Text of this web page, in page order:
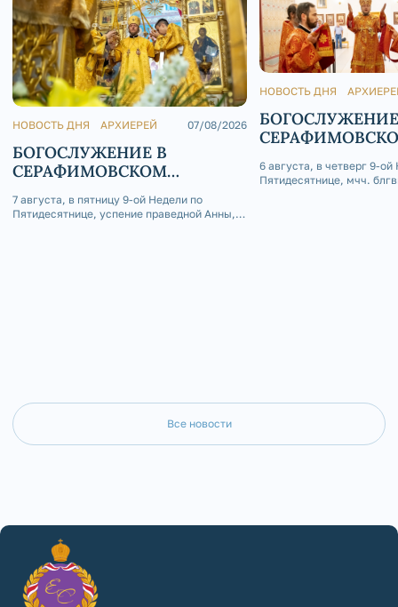
Все новости
НОВОСТЬ ДНЯ АРХИЕРЕЙ 07/08/2026
БОГОСЛУЖЕНИЕ В
СЕРАФИМОВСКОМ
7 августа, в пятницу 9-ой Недели по
Пятидесятнице, успение праведной Анны,
НОВОСТЬ ДНЯ
6 августа, в четверг 9-ой
Пятидесятнице, мчч.